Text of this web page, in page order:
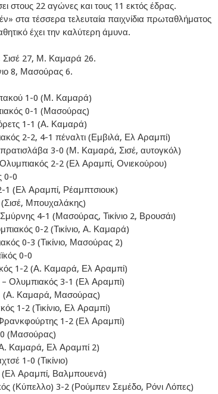
στους 22 αγώνες και τους 11 εκτός έδρας.
στα τέσσερα τελευταία παιχνίδια πρωταθλήματος
έχει την καλύτερη άμυνα.
Σισέ 27, Μ. Καμαρά 26.
8, Μασούρας 6.
1-0 (Μ. Καμαρά)
0-1 (Μασούρας)
1-1 (Α. Καμαρά)
2-2, 4-1 πέναλτι (Εμβιλά, Ελ Αραμπί)
3-0 (Μ. Καμαρά, Σισέ, αυτογκόλ)
2-2 (Ελ Αραμπί, Ονιεκούρου)
0-0
1 (Ελ Αραμπί, Ρέαμπτσιουκ)
Μπουχαλάκης)
4-1 (Μασούρας, Τικίνιο 2, Βρουσάι)
0-2 (Τικίνιο, Α. Καμαρά)
0-3 (Τικίνιο, Μασούρας 2)
0-0
1-2 (Α. Καμαρά, Ελ Αραμπί)
Ολυμπιακός 3-1 (Ελ Αραμπί)
(Α. Καμαρά, Μασούρας)
1-2 (Τικίνιο, Ελ Αραμπί)
1-2 (Ελ Αραμπί)
0 (Μασούρας)
Καμαρά, Ελ Αραμπί 2)
1-0 (Τικίνιο)
(Ελ Αραμπί, Βαλμπουενά)
(Κύπελλο) 3-2 (Ρούμπεν Σεμέδο, Ρόνι Λόπες)